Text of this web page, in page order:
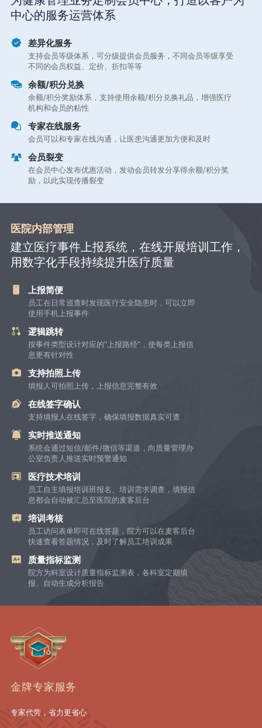
中心的服务运营体系
差异化服务
支持会员等级体系，可分级提供会员服务，不同会员等级享受
不同的会员权益、定价、折扣等等
余额/积分兑换
余额/积分奖励体系，支持使用余额/积分兑换礼品，增强医疗
机构和会员的粘性
专家在线服务
会员可以和专家在线沟通，让医患沟通更加方便和及时
会员裂变
在会员中心发布优惠活动，发动会员转发分享得余额/积分奖
励，以此实现传播裂变
医院内部管理
建立医疗事件上报系统，在线开展培训工作，
用数字化手段持续提升医疗质量
上报简便
员工在日常巡查时发现医疗安全隐患时，可以立即
使用手机上报事件
逻辑跳转
按事件类型设计对应的“上报路经”，使每类上报信
息更有针对性
支持拍照上传
填报人可拍照上传，上报信息完整有效
在线签字确认
支持填报人在线签字，确保填报数据真实可查
实时推送通知
系统会通过短信/邮件/微信等渠道，向质量管理办
公室负责人推送实时预警通知
医疗技术培训
员工自主填报培训班报名、培训需求调查，填报信
息都会自动被汇总至医院的麦客后台
培训考核
员工访问表单即可在线答题，院方可以在麦客后台
快速查看答题情况，及时了解员工培训成果
质量指标监测
院方为科室设计质量指标监测表，各科室定期填
报、自动生成分析报告
金牌专家服务
专家代劳，省力更省心